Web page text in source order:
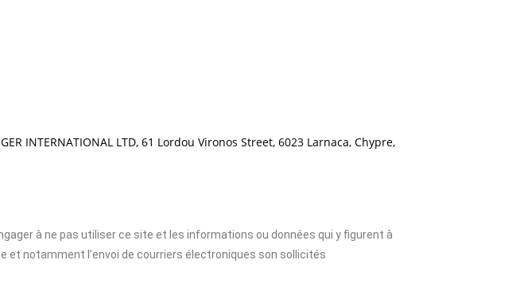
INTERNATIONAL LTD, 61 Lordou Vironos Street, 6023 Larnaca, Chypre,
à ne pas utiliser ce site et les informations ou données qui y figurent à
notamment l’envoi de courriers électroniques son sollicités